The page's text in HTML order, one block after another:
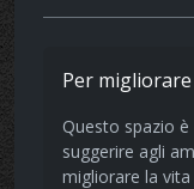
Per
Questo spazio
suggerire agli
migliorare la